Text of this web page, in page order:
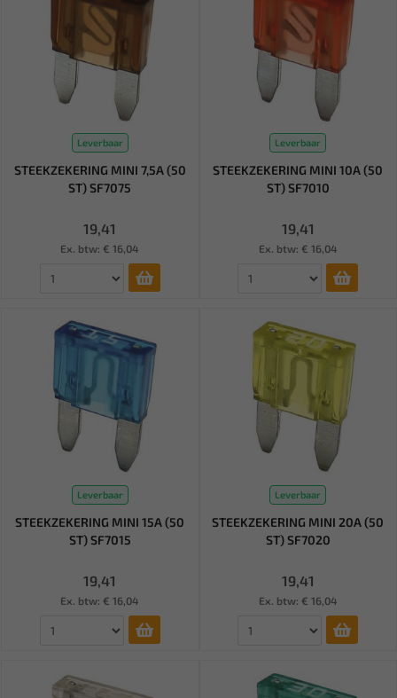
Leverbaar
STEEKZEKERING MINI 7,5A (50
ST) SF7075
19,41
Ex. btw: € 16,04
Leverbaar
STEEKZEKERING MINI 10A (50
ST) SF7010
19,41
Ex. btw: € 16,04
Leverbaar
STEEKZEKERING MINI 15A (50
ST) SF7015
19,41
Ex. btw: € 16,04
Leverbaar
STEEKZEKERING MINI 20A (50
ST) SF7020
19,41
Ex. btw: € 16,04